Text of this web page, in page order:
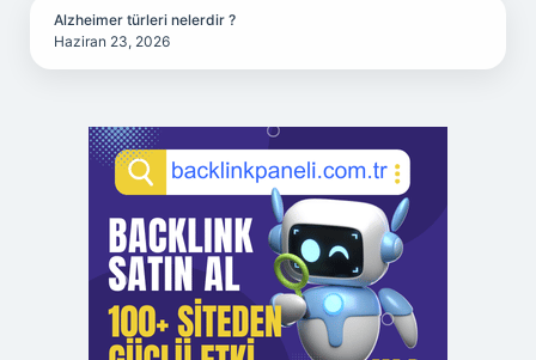
Alzheimer türleri nelerdir ?
Haziran 23, 2026